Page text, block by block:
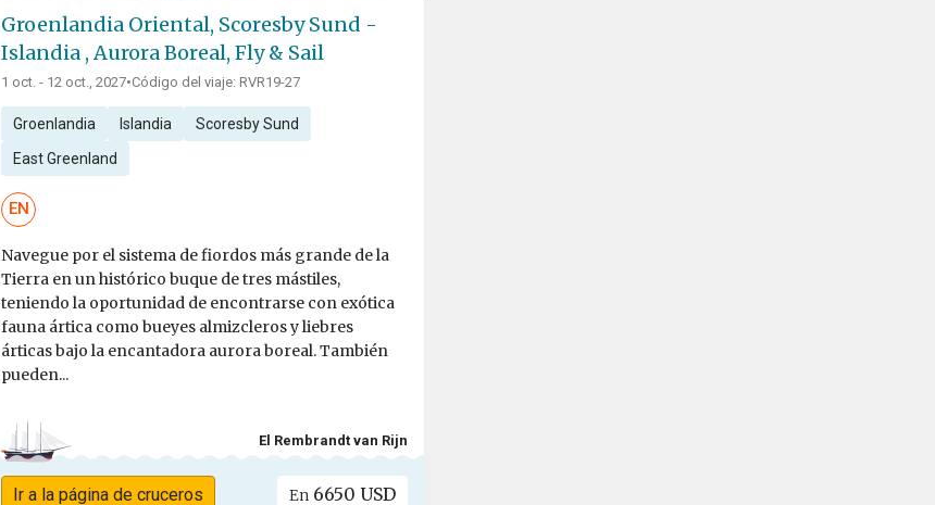
Groenlandia Oriental, Scoresby Sund -
Islandia , Aurora Boreal, Fly & Sail
1 oct. - 12 oct., 2027•Código del viaje: RVR19-27
Groenlandia Islandia Scoresby Sund
East Greenland
EN
Navegue por el sistema de fiordos más grande de la
Tierra en un histórico buque de tres mástiles,
teniendo la oportunidad de encontrarse con exótica
fauna ártica como bueyes almizcleros y liebres
árticas bajo la encantadora aurora boreal. También
pueden...
El Rembrandt van Rijn
Ir a la página de cruceros En 6650 USD